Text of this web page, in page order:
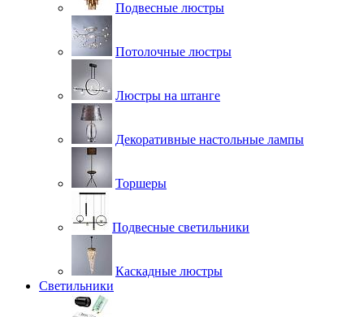
Подвесные люстры
Потолочные люстры
Люстры на штанге
Декоративные настольные лампы
Торшеры
Подвесные светильники
Каскадные люстры
Светильники